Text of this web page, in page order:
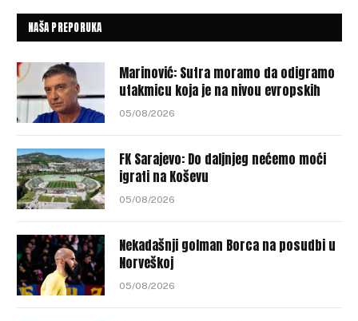
NAŠA PREPORUKA
Marinović: Sutra moramo da odigramo
utakmicu koja je na nivou evropskih
05/08/2026
FK Sarajevo: Do daljnjeg nećemo moći
igrati na Koševu
05/08/2026
Nekadašnji golman Borca na posudbi u
Norveškoj
05/08/2026